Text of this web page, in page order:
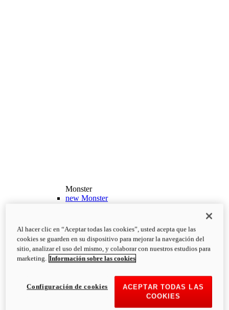
Monster
new Monster
PVP Recomendado desde: 13.190€
i
Configurar
Descubrir más
new Monster +
Monster +
newMonster 100
Al hacer clic en “Aceptar todas las cookies”, usted acepta que las
cookies se guarden en su dispositivo para mejorar la navegación del
sitio, analizar el uso del mismo, y colaborar con nuestros estudios para
marketing. Información sobre las cookies
ACEPTAR TODAS LAS
COOKIES
Configuración de cookies